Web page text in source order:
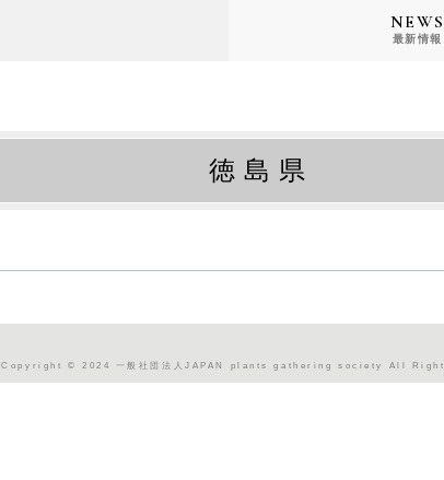
NEWS
最新情報
徳島県
Copyright © 2024 一般社団法人JAPAN plants gathering society All